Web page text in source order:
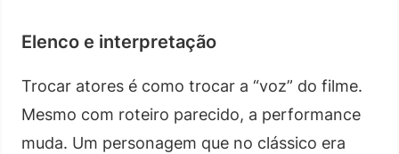
Elenco e interpretação
Trocar atores é como trocar a “voz” do filme.
Mesmo com roteiro parecido, a performance
muda. Um personagem que no clássico era